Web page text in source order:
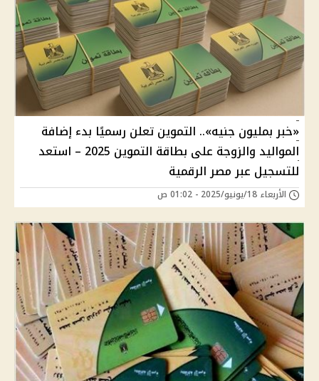
«خبر بمليون جنيه».. التموين تعلن رسميًا بدء إضافة
المواليد والزوجة على بطاقة التموين 2025 – استعد
للتسجيل عبر مصر الرقمية
الأربعاء 18/يونيو/2025 - 01:02 ص